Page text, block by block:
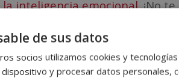
inteligencia emocional. ¡No
emocional en la
es importante porqueel
de sus datos
socios utilizamos cookies y
dispositivo y procesar datos personales,